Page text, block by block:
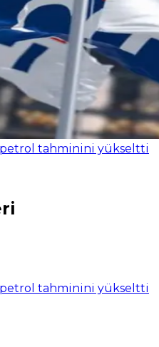
tahminini yükseltti
tahminini yükseltti